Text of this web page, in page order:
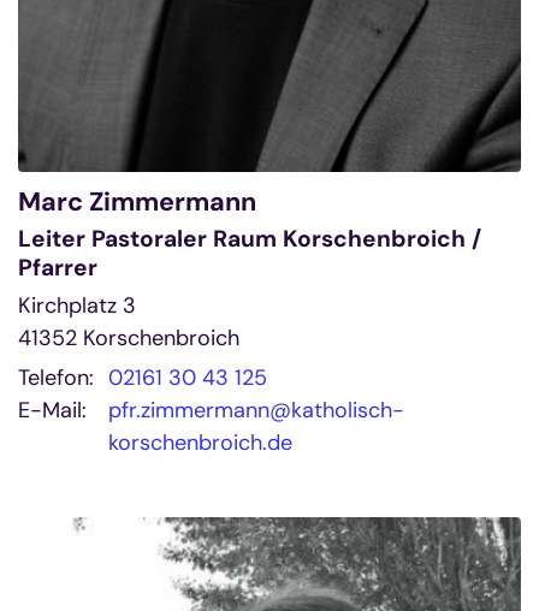
Marc Zimmermann
Leiter Pastoraler Raum Korschenbroich /
Pfarrer
Kirchplatz 3
41352 Korschenbroich
Telefon: 02161 30 43 125
E-Mail:
pfr.zimmermann@katholisch-
korschenbroich.de